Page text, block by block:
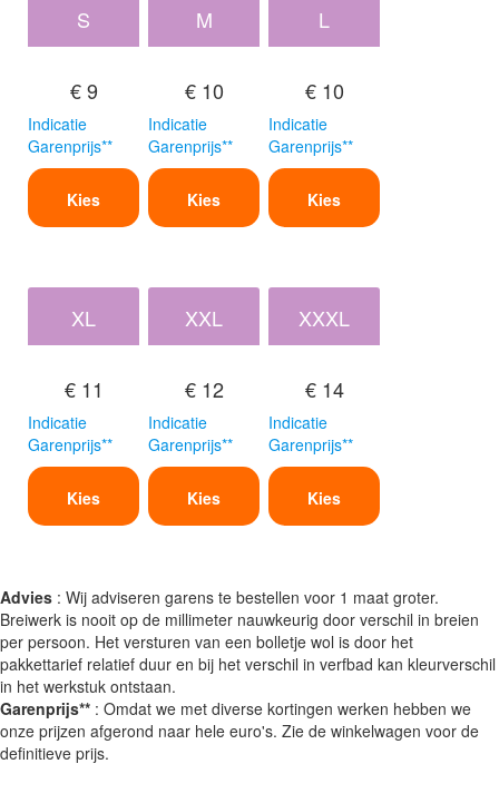
S
€ 9
Indicatie
Garenprijs**
Kies
M
€ 10
Indicatie
Garenprijs**
Kies
L
€ 10
Indicatie
Garenprijs**
Kies
XL
€ 11
Indicatie
Garenprijs**
Kies
XXL
€ 12
Indicatie
Garenprijs**
Kies
XXXL
€ 14
Indicatie
Garenprijs**
Kies
Advies : Wij adviseren garens te bestellen voor 1 maat groter.
Breiwerk is nooit op de millimeter nauwkeurig door verschil in breien
per persoon. Het versturen van een bolletje wol is door het
pakkettarief relatief duur en bij het verschil in verfbad kan kleurverschil
in het werkstuk ontstaan.
Garenprijs** : Omdat we met diverse kortingen werken hebben we
onze prijzen afgerond naar hele euro's. Zie de winkelwagen voor de
definitieve prijs.